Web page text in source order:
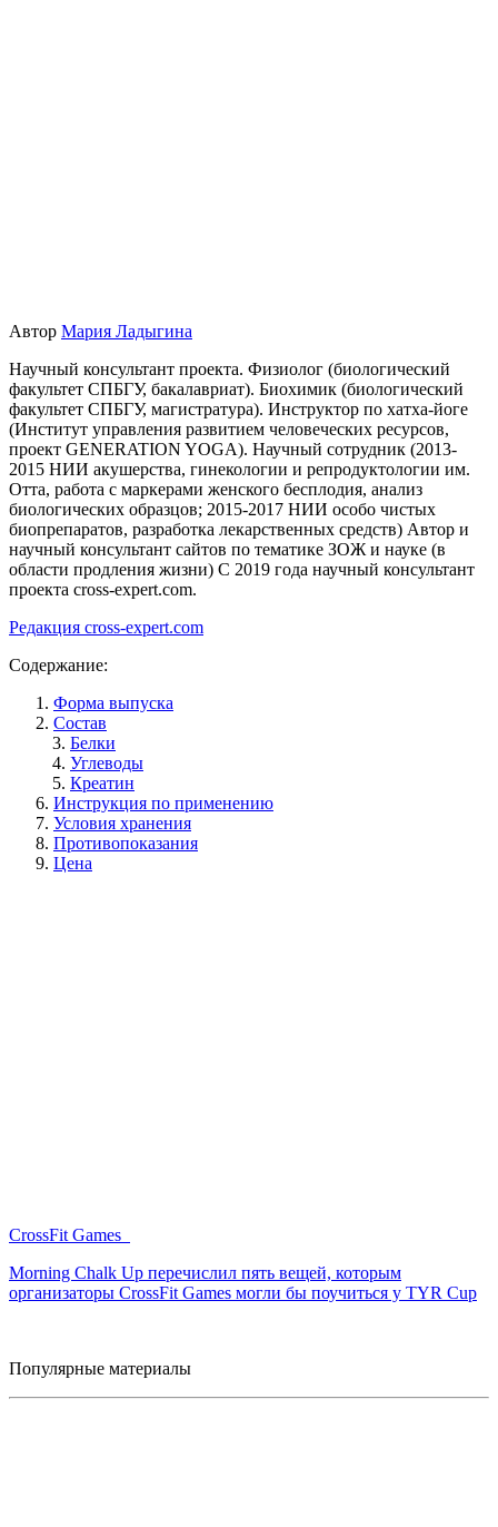
Автор Мария Ладыгина
Научный консультант проекта. Физиолог (биологический
факультет СПБГУ, бакалавриат). Биохимик (биологический
факультет СПБГУ, магистратура). Инструктор по хатха-йоге
(Институт управления развитием человеческих ресурсов,
проект GENERATION YOGA). Научный сотрудник (2013-
2015 НИИ акушерства, гинекологии и репродуктологии им.
Отта, работа с маркерами женского бесплодия, анализ
биологических образцов; 2015-2017 НИИ особо чистых
биопрепаратов, разработка лекарственных средств) Автор и
научный консультант сайтов по тематике ЗОЖ и науке (в
области продления жизни) C 2019 года научный консультант
проекта cross-expert.com.
Редакция cross-expert.com
Содержание:
Форма выпуска
Состав
Белки
Углеводы
Креатин
Инструкция по применению
Условия хранения
Противопоказания
Цена
CrossFit Games
Morning Chalk Up перечислил пять вещей, которым
организаторы CrossFit Games могли бы поучиться у TYR Cup
Популярные материалы